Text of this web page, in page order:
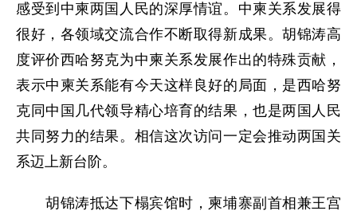
感受到中柬两国人民的深厚情谊。中柬关系发展得
很好，各领域交流合作不断取得新成果。胡锦涛高
度评价西哈努克为中柬关系发展作出的特殊贡献，
表示中柬关系能有今天这样良好的局面，是西哈努
克同中国几代领导精心培育的结果，也是两国人民
共同努力的结果。相信这次访问一定会推动两国关
系迈上新台阶。
胡锦涛抵达下榻宾馆时，柬埔寨副首相兼王宫